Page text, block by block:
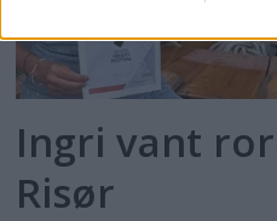
Ingri vant
Risør